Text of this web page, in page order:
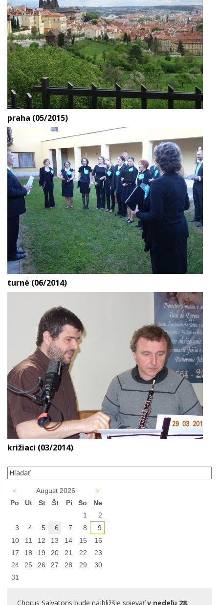
praha (05/2015)
turné (06/2014)
križiaci (03/2014)
< August 2026
>
Po
Ut St Št Pi So
Ne
1
2
3
4 5 6 7 8
9
10
11 12 13 14 15
16
17
18 19 20 21 22
23
24
25 26 27 28 29
30
31
Chorus Salvatoris bude najbližšie spievaťv nedeľu 28.